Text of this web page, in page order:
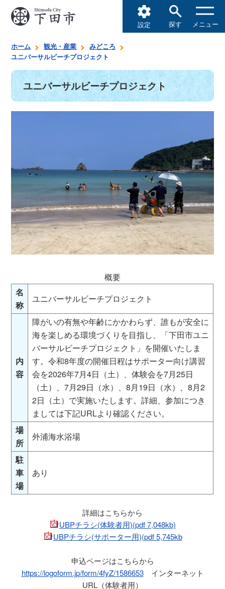
設定 探す メニュー
ホーム 観光・産業
みどころ
ユニバーサルビーチプロジェクト
ユニバーサルビーチプロジェクト
概要
名
称
ユニバーサルビーチプロジェクト
内
容
障がいの有無や年齢にかかわらず、誰もが安全に
海を楽しめる環境づくりを目指し、「下田市ユニ
バーサルビーチプロジェクト」を開催いたしま
す。令和8年度の開催日程はサポーター向け講習
会を2026年7月4日（土）、体験会を7月25日
（土）、7月29日（水）、8月19日（水）、8月2
2日（土）で実施いたします。詳細、参加につき
ましては下記URLより確認ください。
場
所
外浦海水浴場
駐
車
場
あり
詳細はこちらから
UBPチラシ(体験者用)(pdf 7,048kb)
UBPチラシ(サポーター用)(pdf 5,745kb
申込ページはこちらから
https://logoform.jp/form/4fyZ/1586653インターネット
URL（体験者用）